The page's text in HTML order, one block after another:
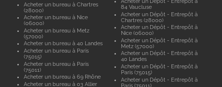
Acheter un bureau à Chartres
(28000)
Acheter un bureau à Nice
(06000)
Acheter un bureau à Metz
(57000)
Acheter un bureau à 40 Landes
Acheter un bureau à Paris
(75015)
Acheter un bureau à Paris
(75011)
Acheter un bureau à 69 Rhône
Acheter un bureau à 03 Allier
84 Vaucluse
Acheter un Dépôt - Entrepôt à
Chartres (28000)
Acheter un Dépôt - Entrepôt à
Nice (06000)
Acheter un Dépôt - Entrepôt à
Metz (57000)
Acheter un Dépôt - Entrepôt à
40 Landes
Acheter un Dépôt - Entrepôt à
Paris (75015)
Acheter un Dépôt - Entrepôt à
Paris (75011)